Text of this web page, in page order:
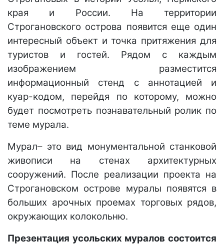
края и России. На территории
Строгановского острова появится еще один
интересный объект и точка притяжения для
туристов и гостей. Рядом с каждым
изображением разместится
информационный стенд с аннотацией и
куар-кодом, перейдя по которому, можно
будет посмотреть познавательный ролик по
теме мурала.
Мурал– это вид монументальной станковой
живописи на стенах архитектурных
сооружений. После реализации проекта на
Строгановском острове муралы появятся в
больших арочных проемах торговых рядов,
окружающих колокольню.
Презентация усольских муралов состоится